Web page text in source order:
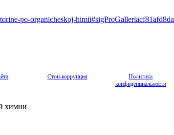
po-organicheskoj-himii#sigProGalleriacf81afd8da
Стоп-коррупция
Политика
конфиденциальности
химии